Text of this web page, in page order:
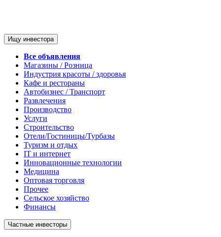
Ищу инвестора
Все объявления
Магазины / Розница
Индустрия красоты / здоровья
Кафе и рестораны
Автобизнес / Транспорт
Развлечения
Производство
Услуги
Строительство
Отели/Гостиницы/Турбазы
Туризм и отдых
IT и интернет
Инновационные технологии
Медицина
Оптовая торговля
Прочее
Сельское хозяйство
Финансы
Частные инвесторы